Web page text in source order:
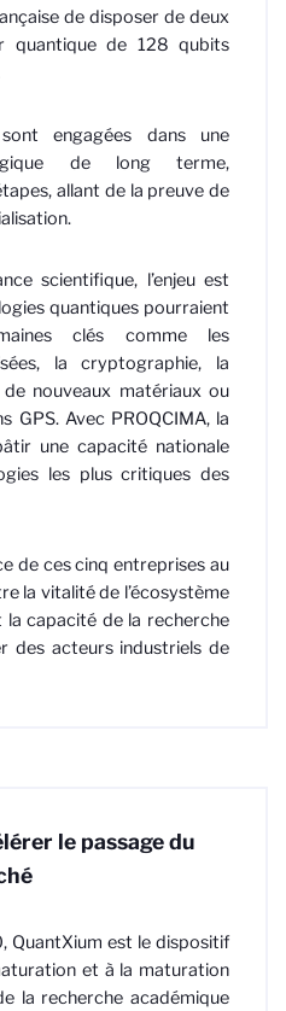
de disposer de deux
quantique de 128 qubits
engagées dans une
de long terme,
allant de la preuve de
scientifique, l’enjeu est
quantiques pourraient
clés comme les
la cryptographie, la
nouveaux matériaux ou
GPS. Avec PROQCIMA, la
une capacité nationale
les plus critiques des
de ces cinq entreprises au
la vitalité de l’écosystème
capacité de la recherche
des acteurs industriels de
le passage du
QuantXium est le dispositif
et à la maturation
la recherche académique